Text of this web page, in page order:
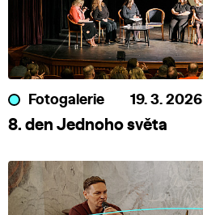
Fotogalerie 19. 3. 2026
8. den Jednoho světa